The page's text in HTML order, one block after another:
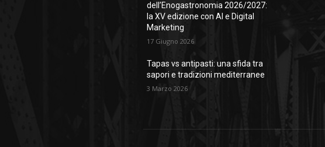
dell’Enogastronomia 2026/2027:
la XV edizione con AI e Digital
Marketing
17 Giugno 2026
Tapas vs antipasti: una sfida tra
sapori e tradizioni mediterranee
3 Marzo 2026